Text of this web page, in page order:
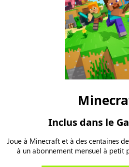
Inclus dans le
Joue à Minecraft et à des centaines
à un abonnement mensuel à petit